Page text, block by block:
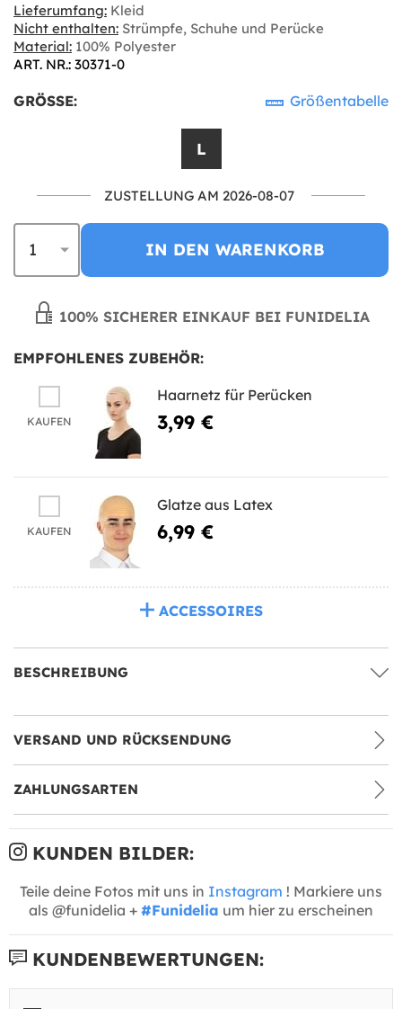
Lieferumfang: Kleid
Nicht enthalten: Strümpfe, Schuhe und Perücke
Material: 100% Polyester
ART. NR.: 30371-0
GRÖSSE: Größentabelle
L
ZUSTELLUNG AM 2026-08-07
IN DEN WARENKORB
100% SICHERER EINKAUF BEI FUNIDELIA
EMPFOHLENES ZUBEHÖR:
KAUFEN
Haarnetz für Perücken
3,99 €
KAUFEN
Glatze aus Latex
6,99 €
ACCESSOIRES
BESCHREIBUNG
VERSAND UND RÜCKSENDUNG
ZAHLUNGSARTEN
KUNDEN BILDER:
Teile deine Fotos mit uns in Instagram ! Markiere uns
als @funidelia + #Funidelia um hier zu erscheinen
KUNDENBEWERTUNGEN: